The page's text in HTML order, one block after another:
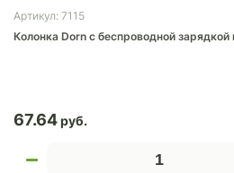
Артикул: 7115
Колонка Dorn с беспроводной
67.64